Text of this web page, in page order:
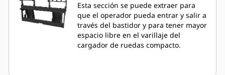
Esta sección se puede extraer para
que el operador pueda entrar y salir a
través del bastidor y para tener mayor
espacio libre en el varillaje del
cargador de ruedas compacto.